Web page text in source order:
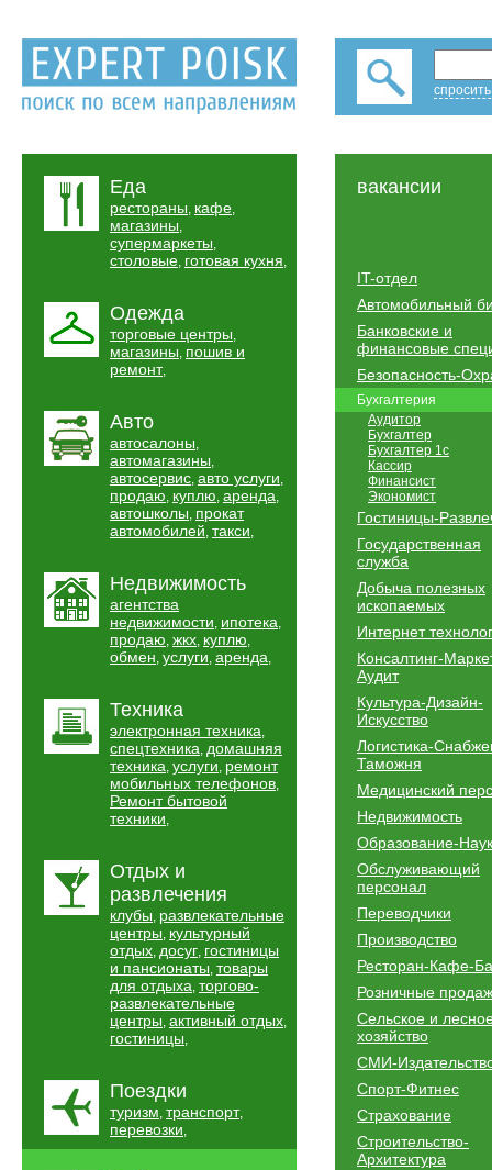
Еда
рестораны, кафе,
магазины,
супермаркеты,
столовые, готовая кухня,
Одежда
торговые центры,
магазины, пошив и
ремонт,
Авто
автосалоны,
автомагазины,
автосервис, авто услуги,
продаю, куплю, аренда,
автошколы, прокат
автомобилей, такси,
Недвижимость
агентства
недвижимости, ипотека,
продаю, жкх, куплю,
обмен, услуги, аренда,
Техника
электронная техника,
спецтехника, домашняя
техника, услуги, ремонт
мобильных телефонов,
Ремонт бытовой
техники,
Отдых и
развлечения
клубы, развлекательные
центры, культурный
отдых, досуг, гостиницы
и пансионаты, товары
для отдыха, торгово-
развлекательные
центры, активный отдых,
гостиницы,
Поездки
туризм, транспорт,
перевозки,
вакансии
IT-отдел
Автомобильный
Банковские и
финансовые
Безопасность-
Бухгалтерия
Аудитор
Бухгалтер
Бухгалтер 1с
Кассир
Финансист
Экономист
Гостиницы-
Государственная
служба
Добыча полезных
ископаемых
Интернет
Консалтинг-
Аудит
Культура-Дизайн-
Искусство
Логистика-
Таможня
Медицинский
Недвижимость
Образование-
Обслуживающий
персонал
Переводчики
Производство
Ресторан-Кафе-
Розничные
Сельское и
хозяйство
СМИ-
Спорт-Фитнес
Страхование
Строительство-
Архитектура